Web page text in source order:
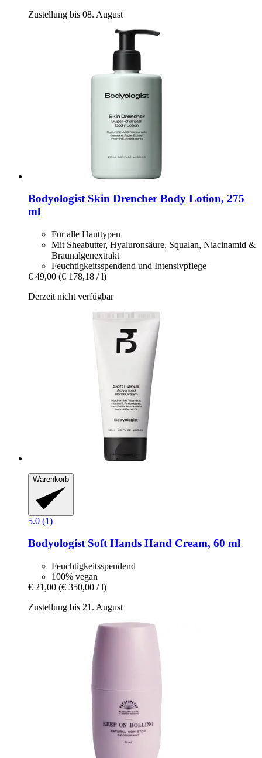
Zustellung bis 08. August
BodyologistSkin Drencher Body Lotion, 275
ml
Für alle Hauttypen
Mit Sheabutter, Hyaluronsäure, Squalan, Niacinamid &
Braunalgenextrakt
Feuchtigkeitsspendend und Intensivpflege
€ 49,00 (€ 178,18 / l)
Derzeit nicht verfügbar
Warenkorb
5.0 (1)
BodyologistSoft Hands Hand Cream, 60 ml
Feuchtigkeitsspendend
100% vegan
€ 21,00 (€ 350,00 / l)
Zustellung bis 21. August